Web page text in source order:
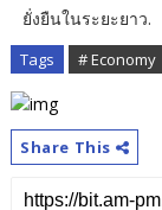
ยั่งยืนในระยะยาว.
Tags # Economy
Share This